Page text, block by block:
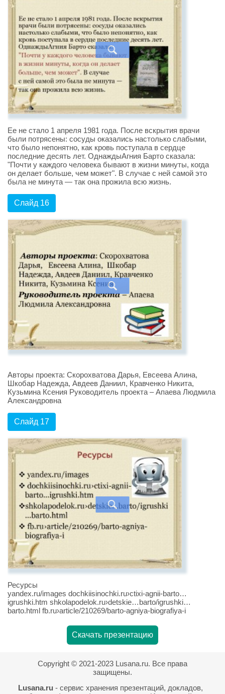
Ее не стало 1 апреля 1981 года. После вскрытия врачи
были потрясены: сосуды оказались настолько слабыми,
что было непонятно, как кровь поступала в сердце
последние десять лет. ОднаждыАгния Барто сказала:
"Почти у каждого человека бывают в жизни минуты, когда
он делает больше, чем может". В случае с ней самой это
была не минута — так она прожила всю жизнь.
Слайд 16
Авторы проекта: Скорохватова Дарья, Евсеева Алина,
Шкобар Надежда, Авдеев Даниил, Кравченко Никита,
Кузьмина Ксения Руководитель проекта – Апаева Людмила
Александровна
Слайд 17
Ресурсы
yandex.ru/images dochkiisinochki.ru›ctixi-agnii-barto…
igrushki.htm shkolapodelok.ru›detskie…barto/igrushki…
barto.html fb.ru›article/210269/barto-agniya-biografiya-i
Скачать презентацию
Copyright © 2021-2023 Lusana.ru. Все права
защищены.
Lusana.ru- сервис хранения презентаций, докладов,